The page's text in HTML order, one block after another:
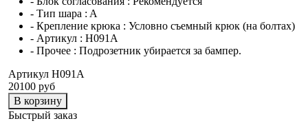
- Тип шара : A
- Крепление крюка : Условно съемный крюк (на болтах)
- Артикул : H091A
- Прочее : Подрозетник убирается за бампер.
Артикул H091A
20100 руб
В корзину
Быстрый заказ